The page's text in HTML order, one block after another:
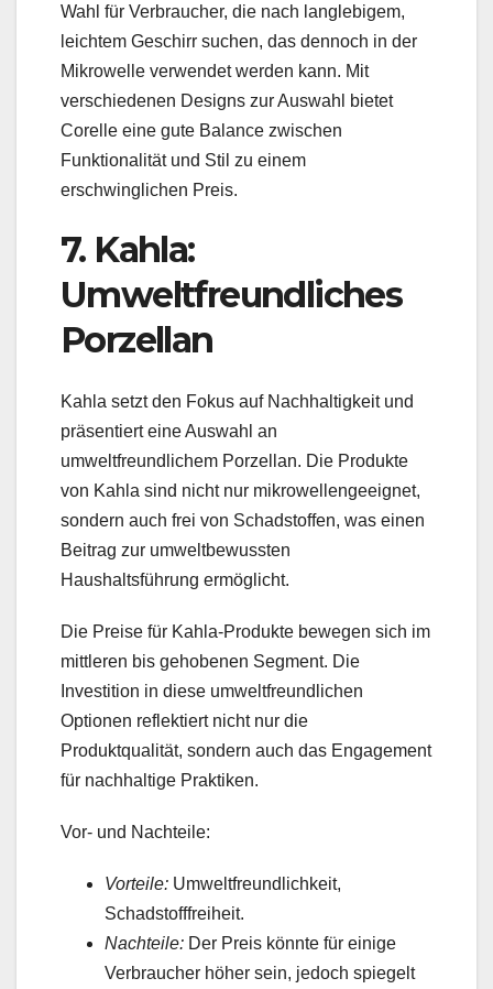
Wahl für Verbraucher, die nach langlebigem,
leichtem Geschirr suchen, das dennoch in der
Mikrowelle verwendet werden kann. Mit
verschiedenen Designs zur Auswahl bietet
Corelle eine gute Balance zwischen
Funktionalität und Stil zu einem
erschwinglichen Preis.
7. Kahla:
Umweltfreundliches
Porzellan
Kahla setzt den Fokus auf Nachhaltigkeit und
präsentiert eine Auswahl an
umweltfreundlichem Porzellan. Die Produkte
von Kahla sind nicht nur mikrowellengeeignet,
sondern auch frei von Schadstoffen, was einen
Beitrag zur umweltbewussten
Haushaltsführung ermöglicht.
Die Preise für Kahla-Produkte bewegen sich im
mittleren bis gehobenen Segment. Die
Investition in diese umweltfreundlichen
Optionen reflektiert nicht nur die
Produktqualität, sondern auch das Engagement
für nachhaltige Praktiken.
Vor- und Nachteile:
Vorteile: Umweltfreundlichkeit,
Schadstofffreiheit.
Nachteile: Der Preis könnte für einige
Verbraucher höher sein, jedoch spiegelt